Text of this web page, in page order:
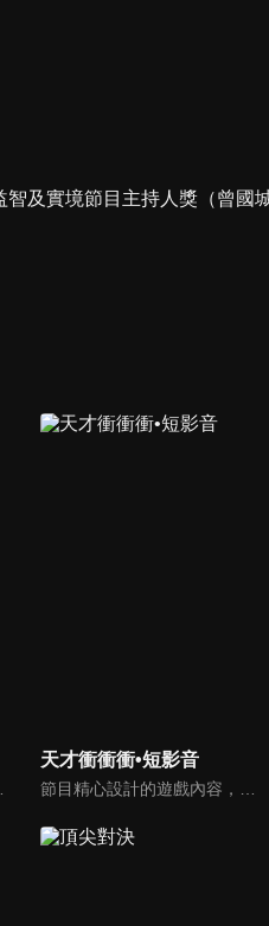
及實境節目主持人獎（曾國
天才衝衝衝•短影音